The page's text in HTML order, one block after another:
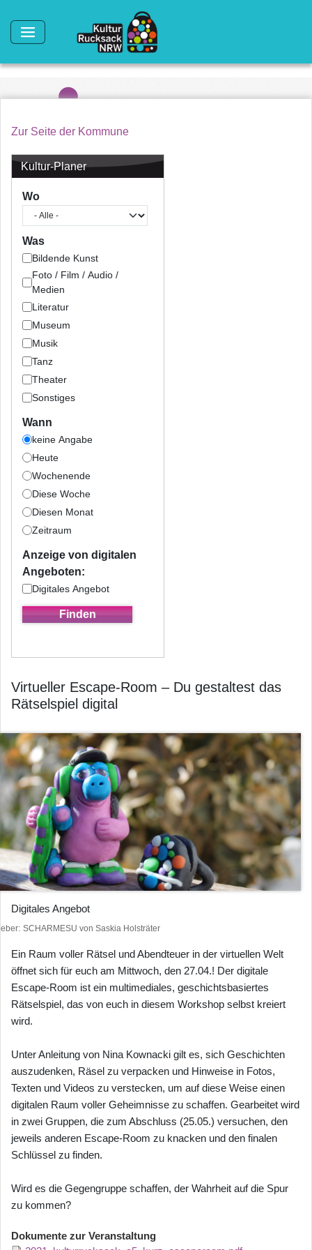
Zur Seite der Kommune
Kultur-Planer
Wo
Was
Bildende Kunst
Foto / Film / Audio /
Medien
Literatur
Museum
Musik
Tanz
Theater
Sonstiges
Wann
keine Angabe
Heute
Wochenende
Diese Woche
Diesen Monat
Zeitraum
Anzeige von digitalen
Angeboten:
Digitales Angebot
Virtueller Escape-Room – Du gestaltest das
Rätselspiel digital
Digitales Angebot
SCHARMESU von Saskia Holsträter
Ein Raum voller Rätsel und Abendteuer in der virtuellen Welt
öffnet sich für euch am Mittwoch, den 27.04.! Der digitale
Escape-Room ist ein multimediales, geschichtsbasiertes
Rätselspiel, das von euch in diesem Workshop selbst kreiert
wird.
Unter Anleitung von Nina Kownacki gilt es, sich Geschichten
auszudenken, Räsel zu verpacken und Hinweise in Fotos,
Texten und Videos zu verstecken, um auf diese Weise einen
digitalen Raum voller Geheimnisse zu schaffen. Gearbeitet wird
in zwei Gruppen, die zum Abschluss (25.05.) versuchen, den
jeweils anderen Escape-Room zu knacken und den finalen
Schlüssel zu finden.
Wird es die Gegengruppe schaffen, der Wahrheit auf die Spur
zu kommen?
Dokumente zur Veranstaltung